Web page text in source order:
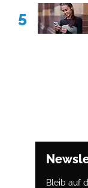
5
Bleib auf